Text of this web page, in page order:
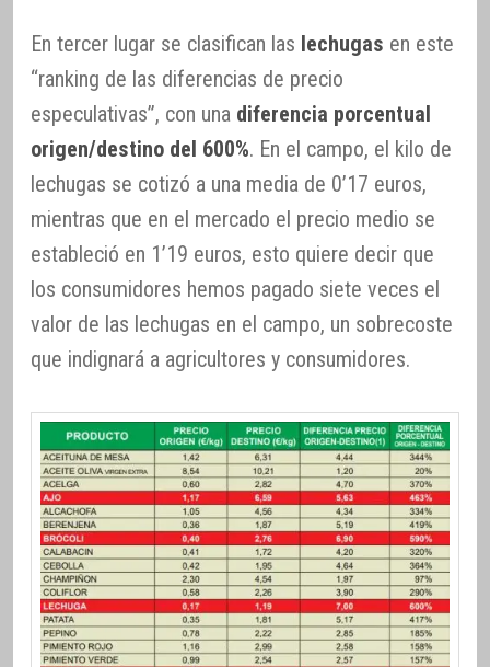
En tercer lugar se clasifican las lechugas en este
“ranking de las diferencias de precio
especulativas”, con una diferencia porcentual
origen/destino del 600%. En el campo, el kilo de
lechugas se cotizó a una media de 0’17 euros,
mientras que en el mercado el precio medio se
estableció en 1’19 euros, esto quiere decir que
los consumidores hemos pagado siete veces el
valor de las lechugas en el campo, un sobrecoste
que indignará a agricultores y consumidores.